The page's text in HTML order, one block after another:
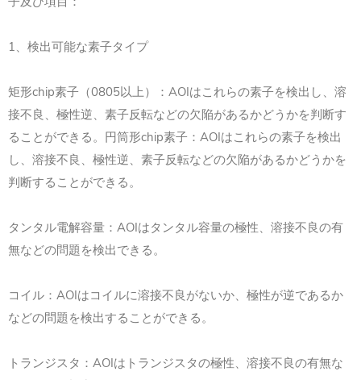
1、検出可能な素子タイプ
矩形chip素子（0805以上）：AOIはこれらの素子を検出し、溶
接不良、極性逆、素子反転などの欠陥があるかどうかを判断す
ることができる。円筒形chip素子：AOIはこれらの素子を検出
し、溶接不良、極性逆、素子反転などの欠陥があるかどうかを
判断することができる。
タンタル電解容量：AOIはタンタル容量の極性、溶接不良の有
無などの問題を検出できる。
コイル：AOIはコイルに溶接不良がないか、極性が逆であるか
などの問題を検出することができる。
トランジスタ：AOIはトランジスタの極性、溶接不良の有無な